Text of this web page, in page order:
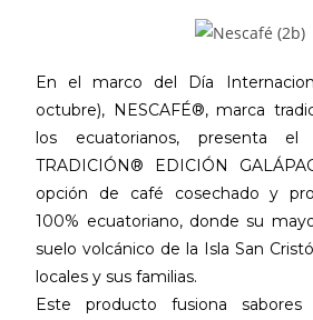
En el marco del Día
octubre), NESCAFÉ®, marca
los ecuatorianos, presenta el
TRADICIÓN® EDICIÓN
opción de café cosechado y
100% ecuatoriano, donde su
suelo volcánico de la Isla San
locales y sus familias.
Este producto fusiona